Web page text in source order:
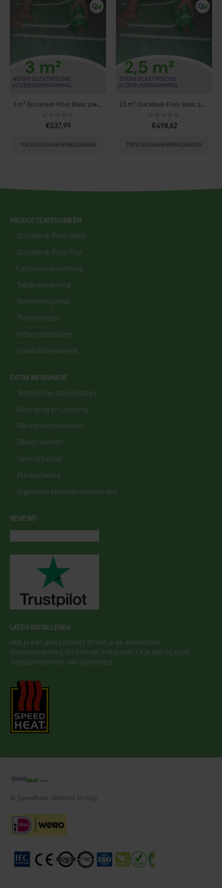
out of 5
€537,99
TOEVOEGEN AAN WINKELWAGEN
out of 5
€498,62
TOEVOEGEN AAN WINKELWAGEN
PRODUCTCATEGORIEËN
Quickheat-Floor Basic
Quickheat-Floor Flex
Laminaatverwarming
Tapijtverwarming
Verwarmingsmat
Thermostaten
Infraroodpanelen
Installatiemateriaal
EXTRA INFORMATIE
Technische specificaties
Bezorging en Levering
Garantievoorwaarden
Dealer worden
Servicebeleid
Privacybeleid
Algemene verkoopvoorwaarden
REVIEWS
LATEN INSTALLEREN
Heb je een groot project of laat je de elektrische
vloerverwarming toch liever installeren? Kijk dan bij onze
installatieservice van Speedheat.
© Speedheat. Website: Ultility
Ga verder naar webshop